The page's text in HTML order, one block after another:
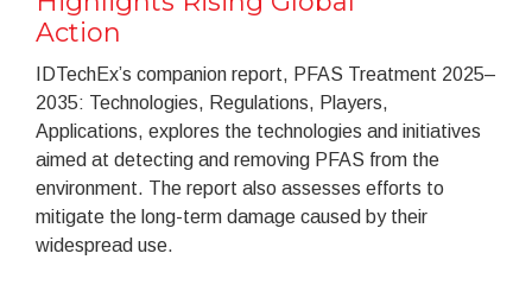
Action
IDTechEx’s companion report, PFAS Treatment 2025–
2035: Technologies, Regulations, Players,
Applications, explores the technologies and initiatives
aimed at detecting and removing PFAS from the
environment. The report also assesses efforts to
mitigate the long-term damage caused by their
widespread use.